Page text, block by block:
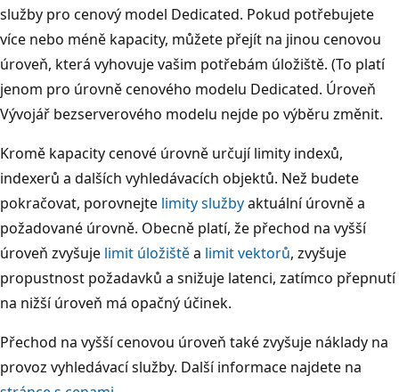
služby pro cenový model Dedicated. Pokud potřebujete
více nebo méně kapacity, můžete přejít na jinou cenovou
úroveň, která vyhovuje vašim potřebám úložiště. (To platí
jenom pro úrovně cenového modelu Dedicated. Úroveň
Vývojář bezserverového modelu nejde po výběru změnit.
Kromě kapacity cenové úrovně určují limity indexů,
indexerů a dalších vyhledávacích objektů. Než budete
pokračovat, porovnejte limity službyaktuální úrovně a
požadované úrovně. Obecně platí, že přechod na vyšší
úroveň zvyšuje limit úložištěa limit vektorů, zvyšuje
propustnost požadavků a snižuje latenci, zatímco přepnutí
na nižší úroveň má opačný účinek.
Přechod na vyšší cenovou úroveň také zvyšuje náklady na
provoz vyhledávací služby. Další informace najdete na